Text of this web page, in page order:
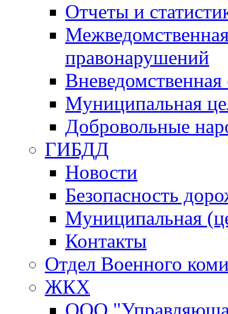
Отчеты и
правонарушений
Вневедомственная
Муниципальная
Добровольные
ГИБДД
Новости
Безопасность
Муниципальная
Контакты
Отдел Военного
ЖКХ